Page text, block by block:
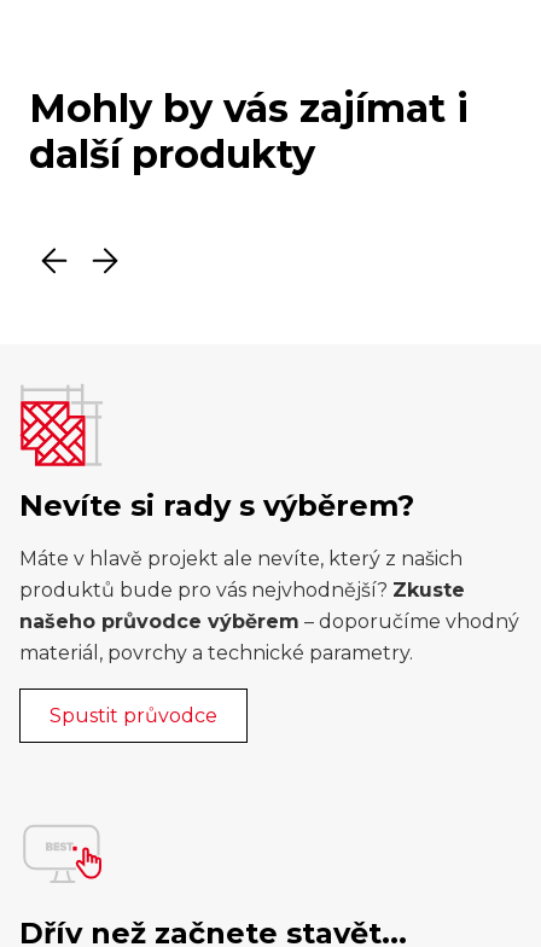
Mohly by vás zajímat i
další produkty
Nevíte si rady s výběrem?
Máte v hlavě projekt ale nevíte, který z našich
produktů bude pro vás nejvhodnější? Zkuste
našeho průvodce výběrem – doporučíme vhodný
materiál, povrchy a technické parametry.
Spustit průvodce
Dřív než začnete stavět...